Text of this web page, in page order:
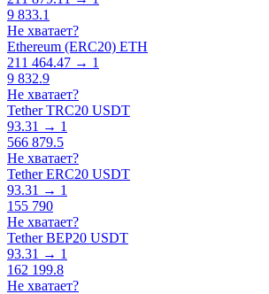
9 833.1
Не хватает?
Ethereum (ERC20) ETH
211 464.47 → 1
9 832.9
Не хватает?
Tether TRC20 USDT
93.31 → 1
566 879.5
Не хватает?
Tether ERC20 USDT
93.31 → 1
155 790
Не хватает?
Tether BEP20 USDT
93.31 → 1
162 199.8
Не хватает?